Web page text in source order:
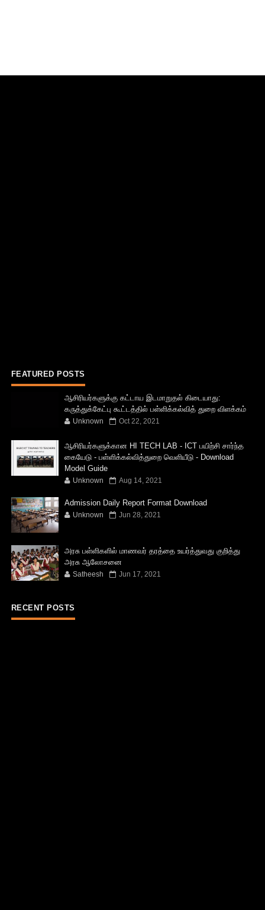
FEATURED POSTS
ஆசிரியர்களுக்கு கட்டாய இடமாறுதல் கிடையாது:
கருத்துக்கேட்பு கூட்டத்தில் பள்ளிக்கல்வித் துறை விளக்கம்
Unknown Oct 22, 2021
ஆசிரியர்களுக்கான HI TECH LAB - ICT பயிற்சி சார்ந்த
கையேடு - பள்ளிக்கல்வித்துறை வெளியீடு - Download
Model Guide
Unknown Aug 14, 2021
Admission Daily Report Format Download
Unknown Jun 28, 2021
அரசு பள்ளிகளில் மாணவர் தரத்தை உயர்த்துவது குறித்து
அரசு ஆலோசனை
Satheesh Jun 17, 2021
RECENT POSTS